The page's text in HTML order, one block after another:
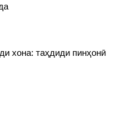
хона: таҳдиди пинҳонӣ